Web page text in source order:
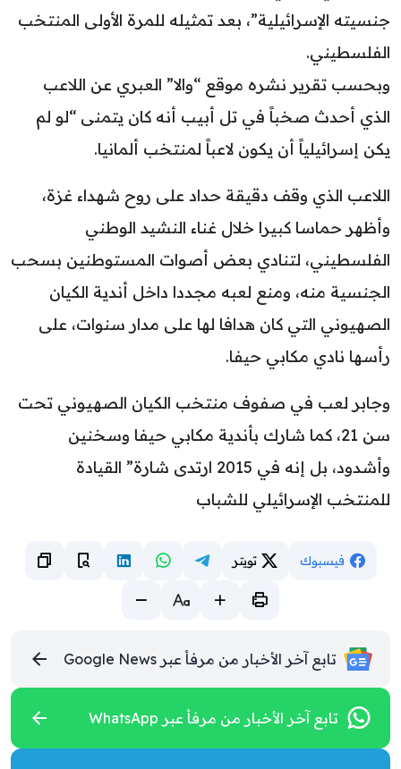
جنسيته الإسرائيلية”، بعد تمثيله للمرة الأولى المنتخب
الفلسطيني.
وبحسب تقرير نشره موقع “والا” العبري عن اللاعب
الذي أحدث صخباً في تل أبيب أنه كان يتمنى “لو لم
يكن إسرائيلياً أن يكون لاعباً لمنتخب ألمانيا.
اللاعب الذي وقف دقيقة حداد على روح شهداء غزة،
وأظهر حماسا كبيرا خلال غناء النشيد الوطني
الفلسطيني، لتنادي بعض أصوات المستوطنين بسحب
الجنسية منه، ومنع لعبه مجددا داخل أندية الكيان
الصهيوني التي كان هدافا لها على مدار سنوات، على
رأسها نادي مكابي حيفا.
‎وجابر لعب في صفوف منتخب الكيان الصهيوني تحت
سن 21، كما شارك بأندية مكابي حيفا وسخنين
وأشدود، بل إنه في 2015 ارتدى شارة” القيادة
للمنتخب الإسرائيلي للشباب
فيسبوك تويتر
تابع آخر الأخبار من مرفأ عبر Google News
تابع آخر الأخبار من مرفأ عبر WhatsApp